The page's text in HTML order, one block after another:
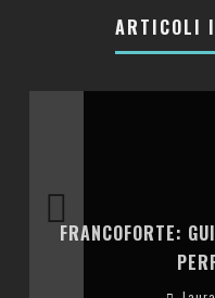
ARTICOLI
FRANCOFORTE: